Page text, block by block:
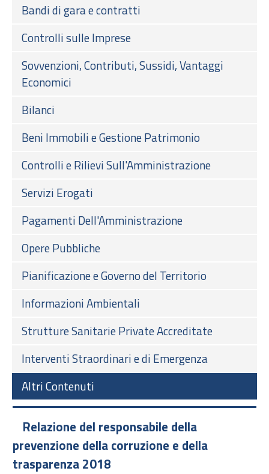
Bandi di gara e contratti
Controlli sulle Imprese
Sovvenzioni, Contributi, Sussidi, Vantaggi
Economici
Bilanci
Beni Immobili e Gestione Patrimonio
Controlli e Rilievi Sull'Amministrazione
Servizi Erogati
Pagamenti Dell'Amministrazione
Opere Pubbliche
Pianificazione e Governo del Territorio
Informazioni Ambientali
Strutture Sanitarie Private Accreditate
Interventi Straordinari e di Emergenza
Altri Contenuti
Relazione del responsabile della
prevenzione della corruzione e della
trasparenza 2018